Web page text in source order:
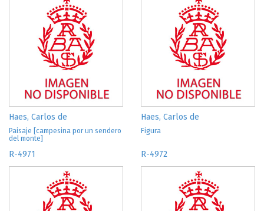
Haes, Carlos de
Paisaje [campesina por un sendero
del monte]
Haes, Carlos de
Figura
R-4971 R-4972